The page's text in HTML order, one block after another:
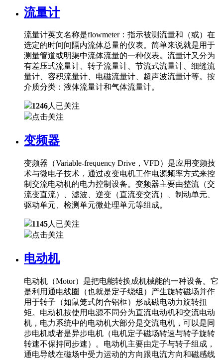
流量计
流量计英文名称是flowmeter：指示被测流量和（或）在
选定的时间间隔内流体总量的仪表。简单来说就是用于
测量管道或明渠中流体流量的一种仪表。流量计又分为
有差压式流量计、转子流量计、节流式流量计、细缝流
量计、容积流量计、电磁流量计、超声波流量计等。按
介质分类：液体流量计和气体流量计。
1246人已关注
点击关注
变频器
变频器（Variable-frequency Drive，VFD）是应用变频技
术与微电子技术，通过改变电机工作电源频率方式来控
制交流电动机的电力控制设备。变频器主要由整流（交
流变直流）、滤波、逆变（直流变交流）、制动单元、
驱动单元、检测单元微处理单元等组成。
1145人已关注
点击关注
电动机
电动机（Motor）是把电能转换成机械能的一种设备。它
是利用通电线圈（也就是定子绕组）产生旋转磁场并作
用于转子（如鼠笼式闭合铝框）形成磁电动力旋转扭
矩。电动机按使用电源不同分为直流电动机和交流电动
机，电力系统中的电动机大部分是交流电机，可以是同
步电机或者是异步电机（电机定子磁场转速与转子旋转
转速不保持同步速）。电动机主要由定子与转子组成，
通电导线在磁场中受力运动的方向跟电流方向和磁感线